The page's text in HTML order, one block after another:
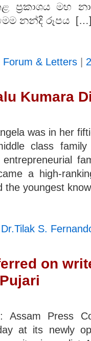
ප්‍රකාශය මහ
නන්දි රූපය
Forum & Letters|
Kumara
was in her
class
a high-
the youngest
S.
on
Assam Press
at its newly